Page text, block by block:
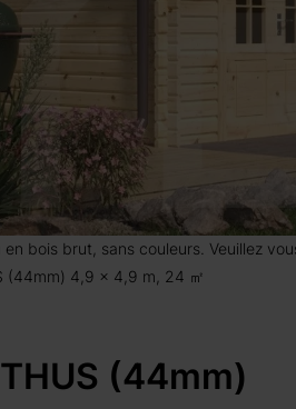
bois brut, sans couleurs. Veuillez
(44mm) 4,9 x 4,9 m, 24 ㎡
(44mm)